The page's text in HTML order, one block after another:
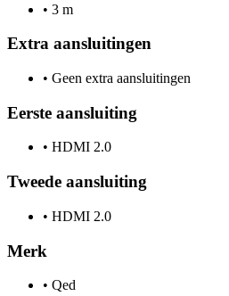
• 3 m
Extra aansluitingen
• Geen extra aansluitingen
Eerste aansluiting
• HDMI 2.0
Tweede aansluiting
• HDMI 2.0
Merk
• Qed